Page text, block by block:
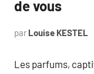
de vous
par Louise KESTEL
Les parfums,